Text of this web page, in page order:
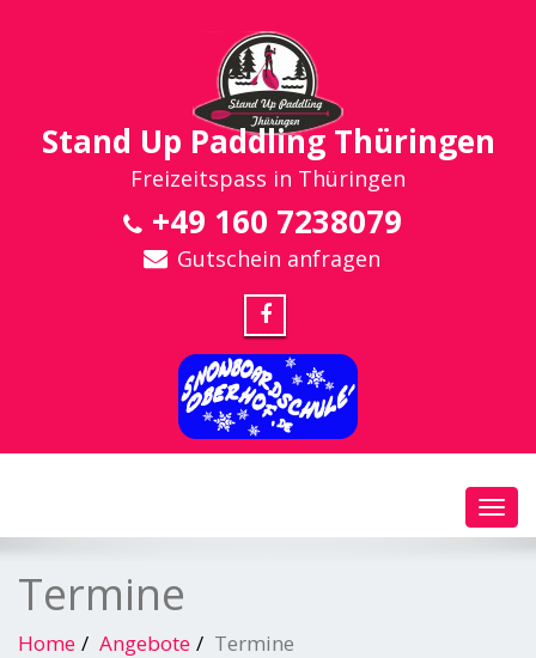
Stand Up Paddling Thüringen
Freizeitspass in Thüringen
+49 160 7238079
Gutschein anfragen
Termine
Home Angebote Termine